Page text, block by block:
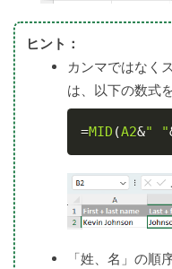
ヒント：
カンマではなく
は、以下の数式
=MID (A2&" "
「姓、名」の順